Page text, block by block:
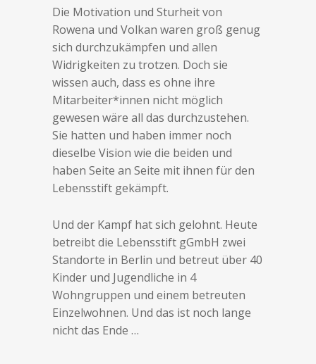
Die Motivation und Sturheit von
Rowena und Volkan waren groß genug
sich durchzukämpfen und allen
Widrigkeiten zu trotzen. Doch sie
wissen auch, dass es ohne ihre
Mitarbeiter*innen nicht möglich
gewesen wäre all das durchzustehen.
Sie hatten und haben immer noch
dieselbe Vision wie die beiden und
haben Seite an Seite mit ihnen für den
Lebensstift gekämpft.
Und der Kampf hat sich gelohnt. Heute
betreibt die Lebensstift gGmbH zwei
Standorte in Berlin und betreut über 40
Kinder und Jugendliche in 4
Wohngruppen und einem betreuten
Einzelwohnen. Und das ist noch lange
nicht das Ende …